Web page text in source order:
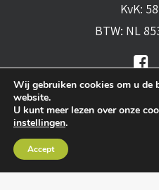
KvK:
BTW: NL
leveringsvoorwaarden
Wij gebruiken cookies om u de
website.
U kunt meer lezen over onze
instellingen.
Accept